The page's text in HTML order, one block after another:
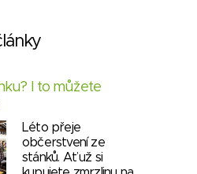
I to můžete
Léto přeje
občerstvení ze
stánků. Ať už si